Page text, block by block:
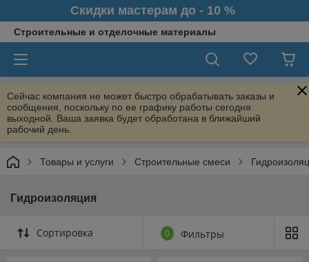
Скидки мастерам до - 10 %
Строительные и отделочные материалы
Сейчас компания не может быстро обрабатывать заказы и
сообщения, поскольку по ее графику работы сегодня
выходной. Ваша заявка будет обработана в ближайший
рабочий день.
Товары и услуги Строительные смеси
Гидроизоляция
Сортировка 0 Фильтры